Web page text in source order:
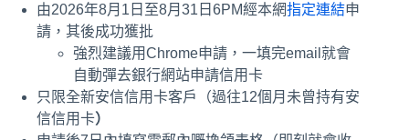
由2026年8月1日至8月31日6PM經本網指定連結申
請，其後成功獲批
強烈建議用Chrome申請，一填完email就會
自動彈去銀行網站申請信用卡
只限全新安信信用卡客戶（過往12個月未曾持有安
信信用卡）